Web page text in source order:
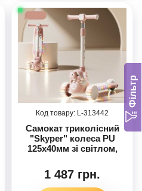
Фільтр
313442
Самокат триколісний
"Skyper" колеса PU
125х40мм зі світлом,
підсвічування
платформи, кермо
складане LF-3254/45
1 487 грн.